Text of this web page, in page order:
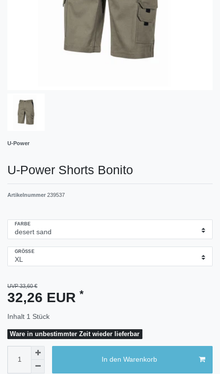
U-Power
U-Power Shorts Bonito
Artikelnummer 239537
FARBE
GRÖSSE
UVP 33,60 €
32,26 EUR *
Inhalt 1 Stück
Ware in unbestimmter Zeit wieder lieferbar
In den Warenkorb